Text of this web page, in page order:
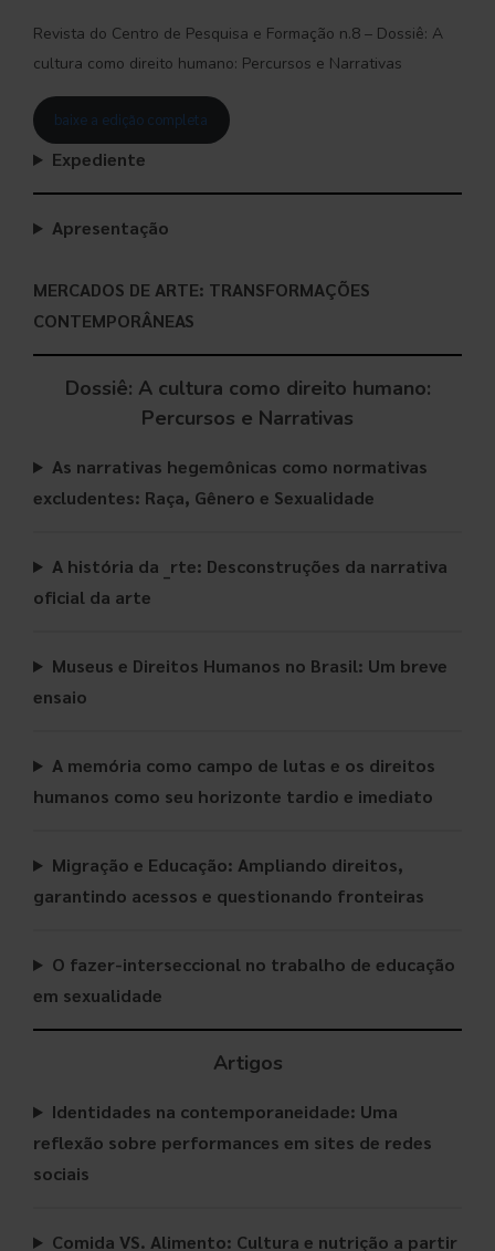
Revista do Centro de Pesquisa e Formação n.8 – Dossiê: A
cultura como direito humano: Percursos e Narrativas
baixe a edição completa
Expediente
Apresentação
MERCADOS DE ARTE: TRANSFORMAÇÕES
CONTEMPORÂNEAS
Dossiê: A cultura como direito humano:
Percursos e Narrativas
As narrativas hegemônicas como normativas
excludentes: Raça, Gênero e Sexualidade
A história da _rte: Desconstruções da narrativa
oficial da arte
Museus e Direitos Humanos no Brasil: Um breve
ensaio
A memória como campo de lutas e os direitos
humanos como seu horizonte tardio e imediato
Migração e Educação: Ampliando direitos,
garantindo acessos e questionando fronteiras
O fazer-interseccional no trabalho de educação
em sexualidade
Artigos
Identidades na contemporaneidade: Uma
reflexão sobre performances em sites de redes
sociais
Comida VS. Alimento: Cultura e nutrição a partir